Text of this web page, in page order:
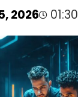
2026 01:30